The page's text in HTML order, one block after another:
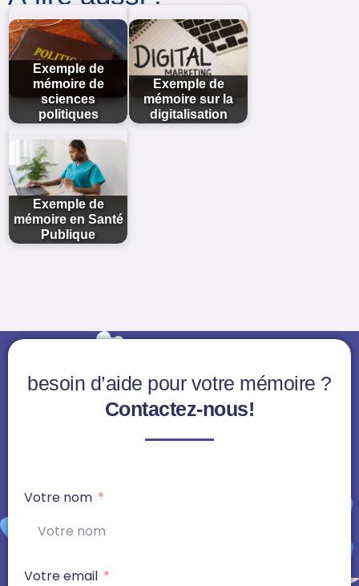
Exemple de
mémoire de
sciences
politiques
Exemple de
mémoire sur la
digitalisation
Exemple de
mémoire en Santé
Publique
besoin d’aide pour votre mémoire ?
Contactez-nous!
Votre nom
Votre email